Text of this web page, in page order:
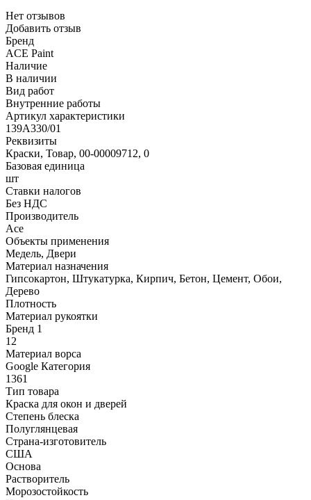
Нет отзывов
Добавить отзыв
Бренд
ACE Paint
Наличие
В наличии
Вид работ
Внутренние работы
Артикул характеристики
139A330/01
Реквизиты
Краски, Товар, 00-00009712, 0
Базовая единица
шт
Ставки налогов
Без НДС
Производитель
Ace
Объекты применения
Медель, Двери
Материал назначения
Гипсокартон, Штукатурка, Кирпич, Бетон, Цемент, Обои,
Дерево
Плотность
Материал рукоятки
Бренд 1
12
Материал ворса
Google Категория
1361
Тип товара
Краска для окон и дверей
Степень блеска
Полуглянцевая
Страна-изготовитель
США
Основа
Растворитель
Морозостойкость